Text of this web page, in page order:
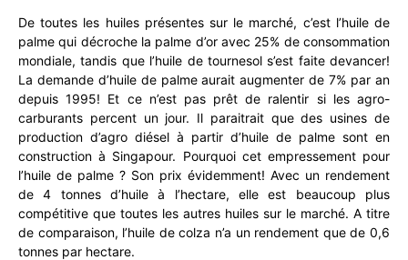
De toutes les huiles présentes sur le marché, c’est l’huile de
palme qui décroche la palme d’or avec 25% de consommation
mondiale, tandis que l’huile de tournesol s’est faite devancer!
La demande d’huile de palme aurait augmenter de 7% par an
depuis 1995! Et ce n’est pas prêt de ralentir si les agro-
carburants percent un jour. Il paraitrait que des usines de
production d’agro diésel à partir d’huile de palme sont en
construction à Singapour. Pourquoi cet empressement pour
l’huile de palme ? Son prix évidemment! Avec un rendement
de 4 tonnes d’huile à l’hectare, elle est beaucoup plus
compétitive que toutes les autres huiles sur le marché. A titre
de comparaison, l’huile de colza n’a un rendement que de 0,6
tonnes par hectare.